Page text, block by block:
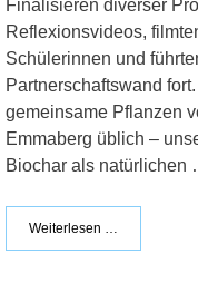
Finalisieren diverser
Reflexionsvideos,
Schülerinnen und
Partnerschaftswand
gemeinsame Pflanzen
Emmaberg üblich –
Biochar als natürlichen
Weiterlesen …